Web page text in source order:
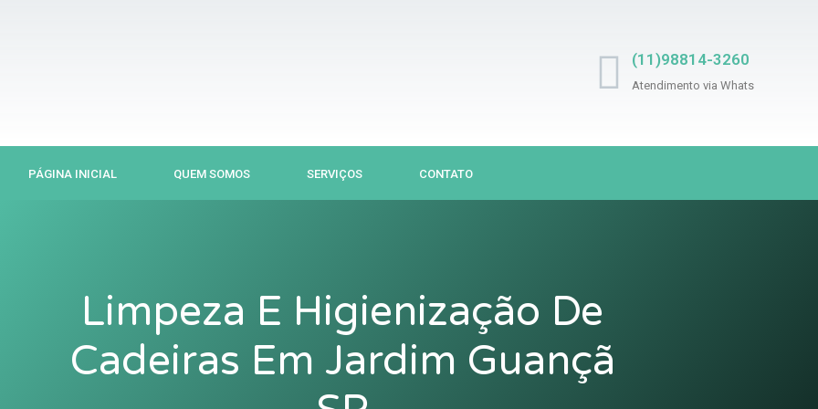
(11)98814-3260
Atendimento via Whats
PÁGINA INICIAL QUEM SOMOS SERVIÇOS CONTATO
Limpeza E Higienização De
Cadeiras Em Jardim Guançã